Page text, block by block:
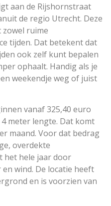
aan de Rijshornstraat
de regio Utrecht. Deze
ruime
tijden. Dat betekent dat
ook zelf kunt bepalen
ophaalt. Handig als je
weekendje weg of juist
vanaf 325,40 euro
meter lengte. Dat komt
maand. Voor dat bedrag
overdekte
het hele jaar door
wind. De locatie heeft
en is voorzien van